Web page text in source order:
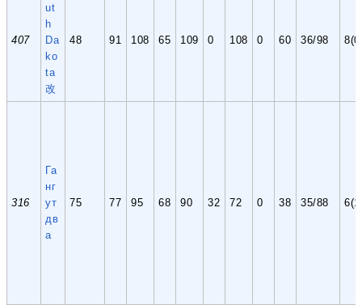
407
ut
h
Da
ko
ta
改
48 91 108 65 109 0 108 0 60 36/98
316
Га
нг
ут
дв
а
75 77 95 68 90 32 72 0 38 35/88